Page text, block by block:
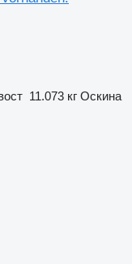
11.073 кг Оскина